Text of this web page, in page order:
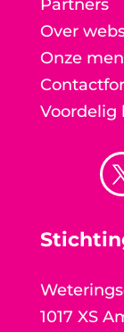
Partners
Over
Onze
Voordelig
1017 XS